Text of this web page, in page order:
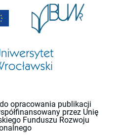
opracowania publikacji
przez Unię
Funduszu Rozwoju